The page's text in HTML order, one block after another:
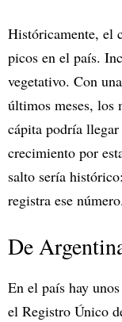
Históricamente, el
picos en el país.
vegetativo. Con
últimos meses, los
cápita podría
crecimiento por
salto sería
registra ese número.
De
En el país hay
el Registro Único